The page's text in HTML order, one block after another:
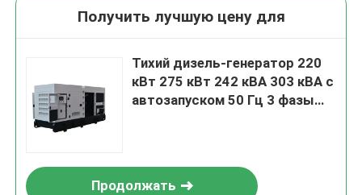
Получить лучшую цену для
Тихий дизель-генератор 220
кВт 275 кВт 242 кВА 303 кВА с
автозапуском 50 Гц 3 фазы
Продолжать